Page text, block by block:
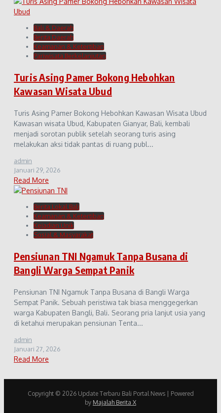
Bali & Daerah
Berita Daerah
Keamanan & Ketertiban
Pariwisata Berkelanjutan
Turis Asing Pamer Bokong Hebohkan
Kawasan Wisata Ubud
Turis Asing Pamer Bokong Hebohkan Kawasan Wisata Ubud
Kawasan wisata Ubud, Kabupaten Gianyar, Bali, kembali
menjadi sorotan publik setelah seorang turis asing
melakukan aksi tidak pantas di ruang publ...
admin
Januari 29, 2026
Read More
Berita Lokal Bali
Keamanan & Ketertiban
Kejadian Unik
Sosial & Masyarakat
Pensiunan TNI Ngamuk Tanpa Busana di
Bangli Warga Sempat Panik
Pensiunan TNI Ngamuk Tanpa Busana di Bangli Warga
Sempat Panik. Sebuah peristiwa tak biasa menggegerkan
warga Kabupaten Bangli, Bali. Seorang pria lanjut usia yang
di ketahui merupakan pensiunan Tenta...
admin
Januari 27, 2026
Read More
Copyright © 2026 Update Terbaru Bali Portal News | Powered
by Majalah Berita X